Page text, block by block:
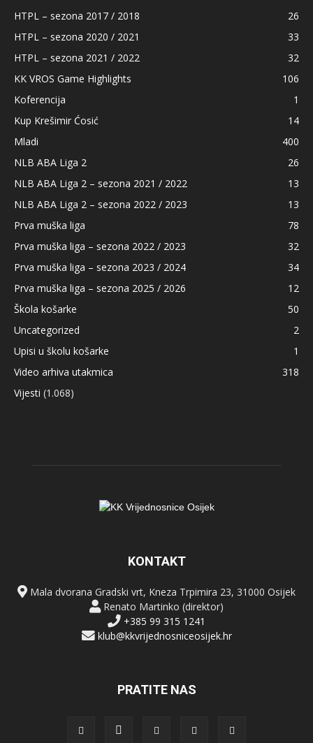
HTPL – sezona 2017 / 2018
26
HTPL – sezona 2020 / 2021
33
HTPL – sezona 2021 / 2022
32
KK VROS Game Highlights
106
Koferencija
1
Kup Krešimir Ćosić
14
Mladi
400
NLB ABA Liga 2
26
NLB ABA Liga 2 – sezona 2021 / 2022
13
NLB ABA Liga 2 – sezona 2022 / 2023
13
Prva muška liga
78
Prva muška liga – sezona 2022 / 2023
32
Prva muška liga – sezona 2023 / 2024
34
Prva muška liga – sezona 2025 / 2026
12
Škola košarke
50
Uncategorized
2
Upisi u školu košarke
1
Video arhiva utakmica
318
Vijesti (1.068)
KONTAKT
Mala dvorana Gradski vrt, Kneza Trpimira 23, 31000 Osijek
Renato Martinko (direktor)
+385 99 315 1241
klub@kkvrijednosniceosijek.hr
PRATITE NAS